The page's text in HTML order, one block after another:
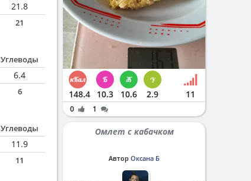
21.8
21
Углеводы
6.4
6
Углеводы
11.9
11
148.4 10.3 10.6 2.9 11
0 1
Омлет с кабачком
Автор Оксана Б